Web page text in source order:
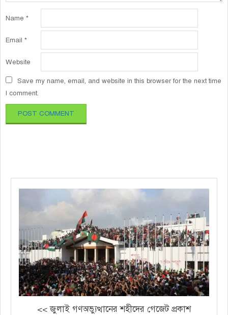
Name *
Email *
Website
Save my name, email, and website in this browser for the next time
I comment.
<< জুলাই গণঅভ্যুত্থানের শহীদের গেজেট প্রকাশ